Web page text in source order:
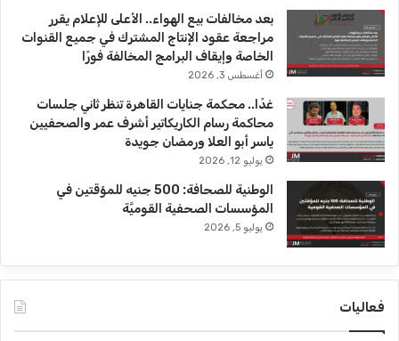
بعد مخالفات بيع الهواء.. الأعلى للإعلام يقرر
مراجعة عقود الإنتاج المشترك في جميع القنوات
الخاصة وإيقاف البرامج المخالفة فورًا
أغسطس 3, 2026
غدًا.. محكمة جنايات القاهرة تنظر ثاني جلسات
محاكمة رسام الكاريكاتير أشرف عمر والصحفيين
ياسر أبو العلا ورمضان جويدة
يوليو 12, 2026
الوطنية للصحافة: 500 جنيه للمؤقتين في
المؤسسات الصحفية القوميَّة
يوليو 5, 2026
فعاليات